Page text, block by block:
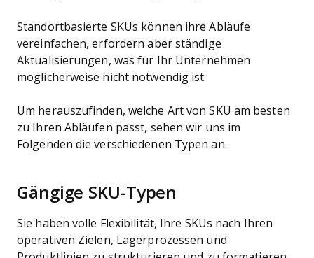
Standortbasierte SKUs können ihre Abläufe
vereinfachen, erfordern aber ständige
Aktualisierungen, was für Ihr Unternehmen
möglicherweise nicht notwendig ist.
Um herauszufinden, welche Art von SKU am besten
zu Ihren Abläufen passt, sehen wir uns im
Folgenden die verschiedenen Typen an.
Gängige SKU-Typen
Sie haben volle Flexibilität, Ihre SKUs nach Ihren
operativen Zielen, Lagerprozessen und